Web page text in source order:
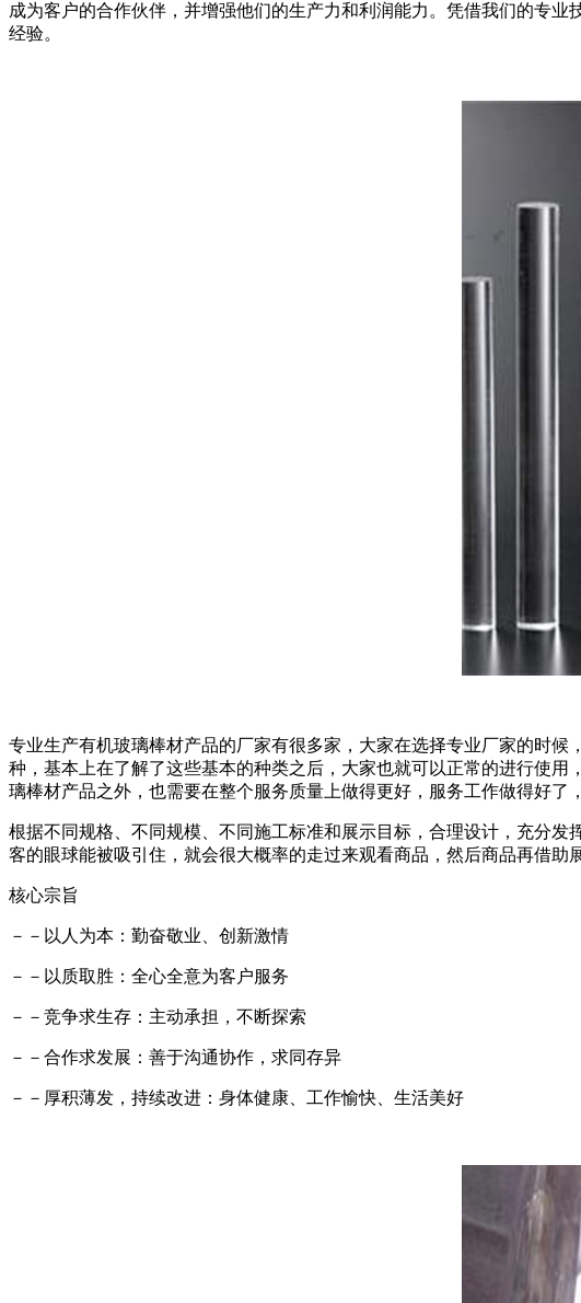
成为客户的合作伙伴，并增强他们的生产力和利润能力。凭借我们的专
经验。
专业生产有机玻璃棒材产品的厂家有很多家，大家在选择专业厂家的时
种，基本上在了解了这些基本的种类之后，大家也就可以正常的进行使
璃棒材产品之外，也需要在整个服务质量上做得更好，服务工作做得好
根据不同规格、不同规模、不同施工标准和展示目标，合理设计，充分
客的眼球能被吸引住，就会很大概率的走过来观看商品，然后商品再借
核心宗旨
－－以人为本：勤奋敬业、创新激情
－－以质取胜：全心全意为客户服务
－－竞争求生存：主动承担，不断探索
－－合作求发展：善于沟通协作，求同存异
－－厚积薄发，持续改进：身体健康、工作愉快、生活美好